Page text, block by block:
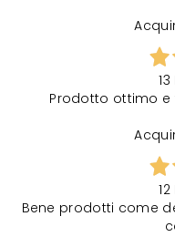
Prodotto ottimo
Bene prodotti come